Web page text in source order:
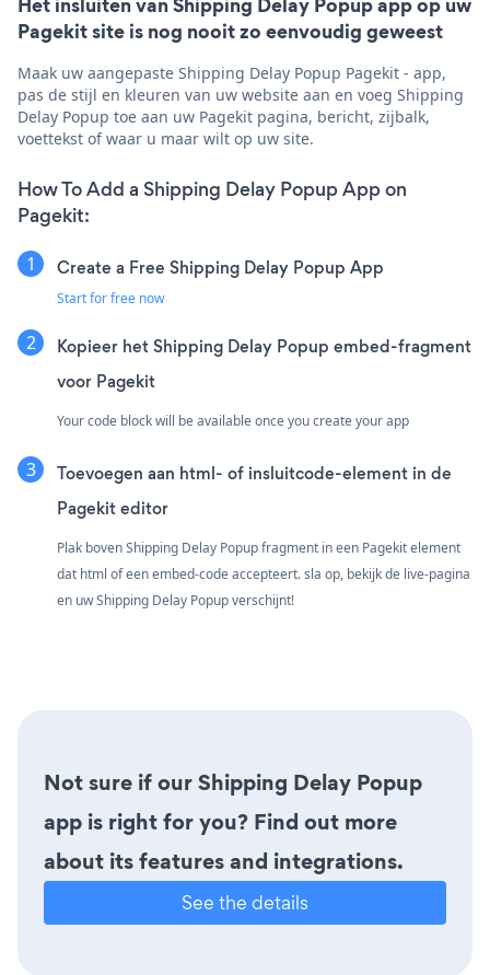
Pagekit site is nog nooit zo eenvoudig geweest
Maak uw aangepaste Shipping Delay Popup Pagekit - app,
pas de stijl en kleuren van uw website aan en voeg Shipping
Delay Popup toe aan uw Pagekit pagina, bericht, zijbalk,
voettekst of waar u maar wilt op uw site.
How To Add a Shipping Delay Popup App on
Pagekit:
Create a Free Shipping Delay Popup App
Start for free now
Kopieer het Shipping Delay Popup embed-fragment
voor Pagekit
Your code block will be available once you create your app
Toevoegen aan html- of insluitcode-element in de
Pagekit editor
Plak boven Shipping Delay Popup fragment in een Pagekit element
dat html of een embed-code accepteert. sla op, bekijk de live-pagina
en uw Shipping Delay Popup verschijnt!
Not sure if our Shipping Delay Popup
app is right for you? Find out more
about its features and integrations.
See the details